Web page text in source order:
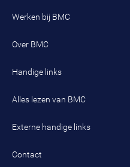
Sociaal domein
Wonen en woningcorporaties
Werving en selectie
Opleidingen
Vacature zoeken
Werken bij BMC
Werken als adviseur
Werken als managing consultant
Ons werk
Onze cultuur en organisatie
Over BMC
Onze organisatie
Handige links
Algemeen contact
Inloggen mijn BMC
Meest gestelde vragen mijn BMC
Alles lezen van BMC
Alle artikelen
Externe handige links
Public spirit
Contact